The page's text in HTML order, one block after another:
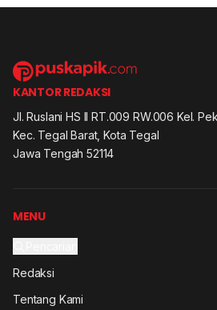
KANTOR REDAKSI
Jl. Ruslani HS II RT.009 RW.006 Kel.
Kec. Tegal Barat, Kota Tegal
Jawa Tengah 52114
MENU
Redaksi
Tentang Kami